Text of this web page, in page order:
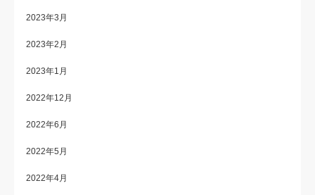
2023年3月
2023年2月
2023年1月
2022年12月
2022年6月
2022年5月
2022年4月